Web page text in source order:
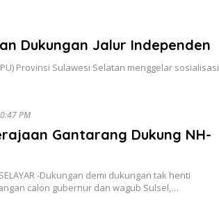
Dukungan Jalur Independen
Provinsi Sulawesi Selatan menggelar sosialisasi
PM
Gantarang Dukung NH-
SELAYAR -Dukungan demi dukungan tak henti
calon gubernur dan wagub Sulsel,…